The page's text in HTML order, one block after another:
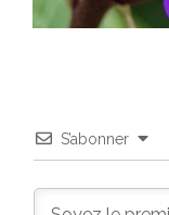
S’abonner